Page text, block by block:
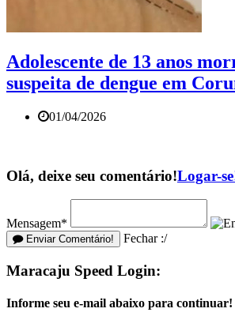
Adolescente de 13 anos
suspeita de dengue em
01/04/2026
Olá, deixe seu comentário!Logar-
Mensagem*
Enviar Comentário! Fechar :/
Maracaju Speed Login:
Informe seu e-mail abaixo para continuar!